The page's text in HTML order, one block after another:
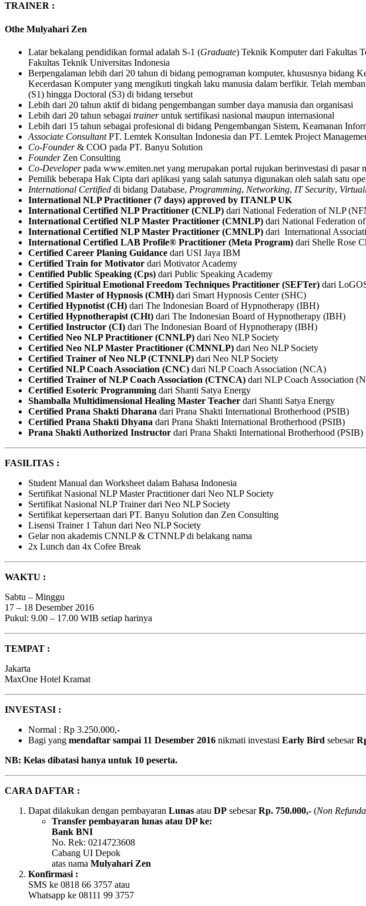
TRAINER :
Othe Mulyahari Zen
Latar bekalang pendidikan formal adalah S-1 (Graduate) Teknik Komputer dari Fakultas
Fakultas Teknik Universitas Indonesia
Berpengalaman lebih dari 20 tahun di bidang pemograman komputer, khususnya bidang
Kecerdasan Komputer yang mengikuti tingkah laku manusia dalam berfikir. Telah
(S1) hingga Doctoral (S3) di bidang tersebut
Lebih dari 20 tahun aktif di bidang pengembangan sumber daya manusia dan organisasi
Lebih dari 20 tahun sebagai traineruntuk sertifikasi nasional maupun internasional
Lebih dari 15 tahun sebagai profesional di bidang Pengembangan Sistem, Keamanan
Associate ConsultantPT. Lemtek Konsultan Indonesia dan PT. Lemtek Project
Co-Founder& COO pada PT. Banyu Solution
FounderZen Consulting
Co-Developerpada www.emiten.net yang merupakan portal rujukan berinvestasi di pasar
Pemilik beberapa Hak Cipta dari aplikasi yang salah satunya digunakan oleh salah satu
International Certified di bidang Database, Programming, Networking, IT Security,
International NLP Practitioner (7 days) approved by ITANLP UK
International Certified NLP Practitioner (CNLP) dari National Federation of NLP
International Certified NLP Master Practitioner (CMNLP) dari National Federation
International Certified NLP Master Practitioner (CMNLP) dari International
International Certified LAB Profile® Practitioner (Meta Program) dari Shelle Rose
Certified Career Planing Guidance dari USI Jaya IBM
Certified Train for Motivator dari Motivator Academy
Centified Public Speaking (Cps) dari Public Speaking Academy
Certified Spiritual Emotional Freedom Techniques Practitioner (SEFTer) dari
Certified Master of Hypnosis (CMH) dari Smart Hypnosis Center (SHC)
Certified Hypnotist (CH) dari The Indonesian Board of Hypnotherapy (IBH)
Certified Hypnotherapist (CHt) dari The Indonesian Board of Hypnotherapy (IBH)
Certified Instructor (CI) dari The Indonesian Board of Hypnotherapy (IBH)
Certified Neo NLP Practitioner (CNNLP) dari Neo NLP Society
Certified Neo NLP Master Practitioner (CMNNLP) dari Neo NLP Society
Certified Trainer of Neo NLP (CTNNLP) dari Neo NLP Society
Certified NLP Coach Association (CNC) dari NLP Coach Association (NCA)
Certified Trainer of NLP Coach Association (CTNCA) dari NLP Coach Association
Certified Esoteric Programming dari Shanti Satya Energy
Shamballa Multidimensional Healing Master Teacher dari Shanti Satya Energy
Certified Prana Shakti Dharana dari Prana Shakti International Brotherhood (PSIB)
Certified Prana Shakti Dhyana dari Prana Shakti International Brotherhood (PSIB)
Prana Shakti Authorized Instructor dari Prana Shakti International Brotherhood (PSIB)
FASILITAS :
Student Manual dan Worksheet dalam Bahasa Indonesia
Sertifikat Nasional NLP Master Practitioner dari Neo NLP Society
Sertifikat Nasional NLP Trainer dari Neo NLP Society
Sertifikat kepersertaan dari PT. Banyu Solution dan Zen Consulting
Lisensi Trainer 1 Tahun dari Neo NLP Society
Gelar non akademis CNNLP & CTNNLP di belakang nama
2x Lunch dan 4x Cofee Break
WAKTU :
Sabtu – Minggu
17 – 18 Desember 2016
Pukul: 9.00 – 17.00 WIB setiap harinya
TEMPAT :
Jakarta
MaxOne Hotel Kramat
INVESTASI :
Normal : Rp 3.250.000,-
Bagi yang mendaftar sampai 11 Desember 2016 nikmati investasi Early Bird sebesar
NB: Kelas dibatasi hanya untuk 10 peserta.
CARA DAFTAR :
Dapat dilakukan dengan pembayaran Lunas atau DP sebesarRp. 750.000,- (Non
Transfer pembayaran lunas atau DP ke:
Bank BNI
No. Rek: 0214723608
Cabang UI Depok
atas nama Mulyahari Zen
Konfirmasi :
SMS ke 0818 66 3757 atau
Whatsapp ke 08111 99 3757